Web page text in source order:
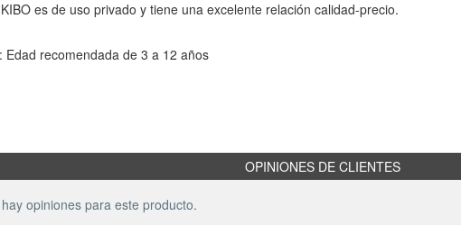
es de uso privado y tiene una excelente relación calidad-precio.
Edad recomendada de 3 a 12 años
OPINIONES DE CLIENTES
opiniones para este producto.